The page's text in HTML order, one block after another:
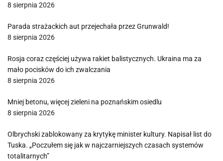
8 sierpnia 2026
Parada strażackich aut przejechała przez Grunwald!
8 sierpnia 2026
Rosja coraz częściej używa rakiet balistycznych. Ukraina ma za
mało pocisków do ich zwalczania
8 sierpnia 2026
Mniej betonu, więcej zieleni na poznańskim osiedlu
8 sierpnia 2026
Olbrychski zablokowany za krytykę minister kultury. Napisał list do
Tuska. „Poczułem się jak w najczarniejszych czasach systemów
totalitarnych”